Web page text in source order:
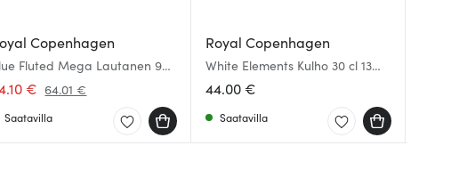
Copenhagen
Fluted Mega Lautanen 9x9
€ 64.01 €
Saatavilla
Royal Copenhagen
White Elements Kulho 30 cl 13
cm
44.00 €
Saatavilla